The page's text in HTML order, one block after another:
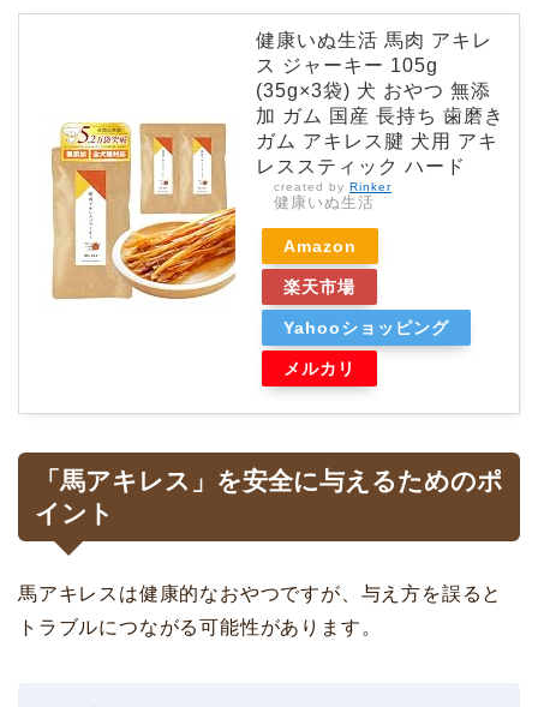
健康いぬ生活 馬肉 アキレ
ス ジャーキー 105g
(35g×3袋) 犬 おやつ 無添
加 ガム 国産 長持ち 歯磨き
ガム アキレス腱 犬用 アキ
レススティック ハード
created by Rinker
健康いぬ生活
Amazon
楽天市場
Yahooショッピング
メルカリ
「馬アキレス」を安全に与えるためのポ
イント
馬アキレスは健康的なおやつですが、与え方を誤ると
トラブルにつながる可能性があります。